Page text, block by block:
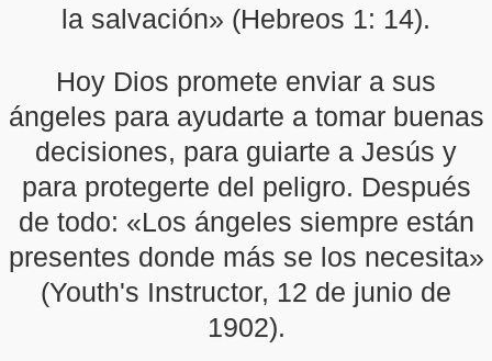
la salvación» (Hebreos 1: 14).
Hoy Dios promete enviar a sus
ángeles para ayudarte a tomar buenas
decisiones, para guiarte a Jesús y
para protegerte del peligro. Después
de todo: «Los ángeles siempre están
presentes donde más se los necesita»
(Youth's Instructor, 12 de junio de
1902).